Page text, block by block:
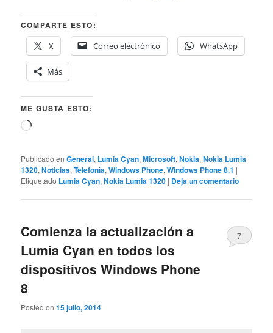
COMPARTE ESTO:
X
Correo electrónico WhatsApp
Más
ME GUSTA ESTO:
Cargando...
Publicado en General, Lumia Cyan,Microsoft,Nokia,Nokia Lumia
1320,Noticias,Telefonía,Windows Phone,Windows Phone 8.1 |
Etiquetado Lumia Cyan,Nokia Lumia 1320 | Deja un comentario
Comienza la actualización a
Lumia Cyan en todos los
dispositivos Windows Phone
8
Posted on15 julio, 2014
7